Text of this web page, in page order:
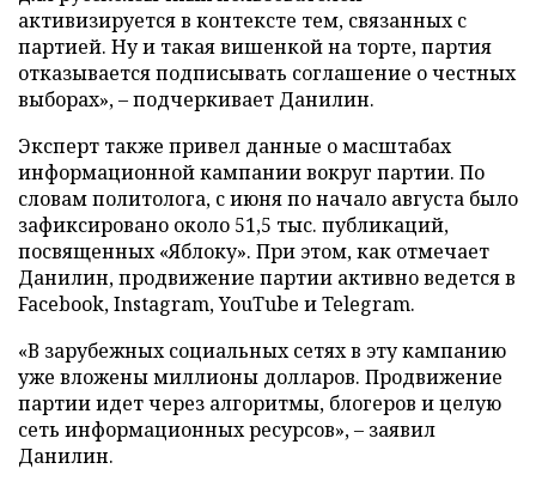
активизируется в контексте тем, связанных с
партией. Ну и такая вишенкой на торте, партия
отказывается подписывать соглашение о честных
выборах», – подчеркивает Данилин.
Эксперт также привел данные о масштабах
информационной кампании вокруг партии. По
словам политолога, с июня по начало августа было
зафиксировано около 51,5 тыс. публикаций,
посвященных «Яблоку». При этом, как отмечает
Данилин, продвижение партии активно ведется в
Facebook, Instagram, YouTube и Telegram.
«В зарубежных социальных сетях в эту кампанию
уже вложены миллионы долларов. Продвижение
партии идет через алгоритмы, блогеров и целую
сеть информационных ресурсов», – заявил
Данилин.